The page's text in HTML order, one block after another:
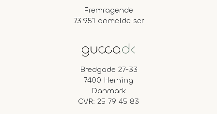
Fremragende
73.951 anmeldelser
Bredgade 27-33
7400 Herning
Danmark
CVR: 25 79 45 83